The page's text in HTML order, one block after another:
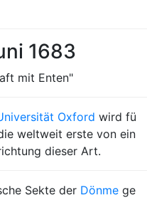
1683
mit Enten"
Oxford wird fü
weltweit erste von ein
dieser Art.
Sekte der Dönme ge